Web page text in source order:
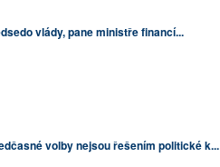
vlády, pane ministře financí...
volby nejsou řešením politické k...